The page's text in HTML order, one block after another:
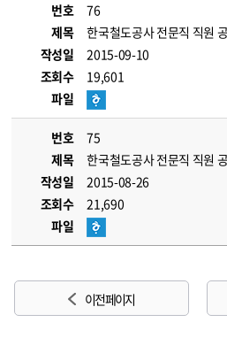
번호
76
제목
한국철도공사 전문직 직원
작성일
2015-09-10
조회수
19,601
파일
번호
75
제목
한국철도공사 전문직 직원
작성일
2015-08-26
조회수
21,690
파일
이전 페이지